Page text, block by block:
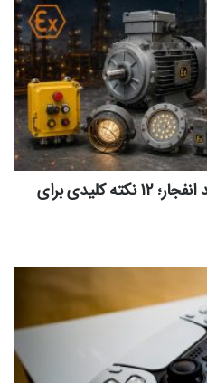
تجهیزات و قطعات آسانسور ضد انفجار؛ 12 نکته کلیدی برای